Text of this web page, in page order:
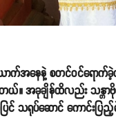
နေနဲ့ စတင်ဝင်ရောက်ခဲ့တ
ယ်။ အခုချိန်ထိလည်း သန္
ရုပ်ဆောင် ကောင်းပြည့်